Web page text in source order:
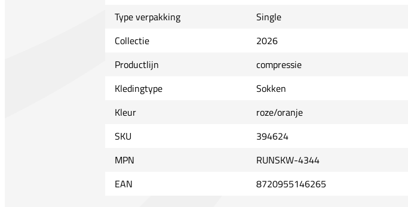
Type verpakking
Single
Collectie
2026
Productlijn
compressie
Kledingtype
Sokken
Kleur
roze/oranje
SKU
394624
MPN
RUNSKW-4344
EAN
8720955146265